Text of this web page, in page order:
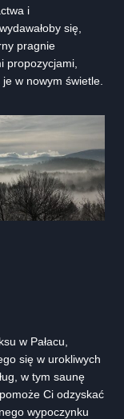
i
się,
pragnie
propozycjami,
w nowym świetle.
w Pałacu,
się w urokliwych
w tym saunę
Ci odzyskać
wypoczynku